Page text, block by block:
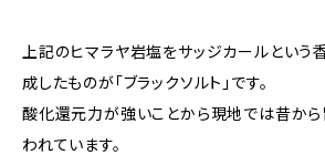
上記のヒマラヤ岩塩をサッジカールという
成したものが「ブラックソルト」です。
酸化還元力が強いことから現地では昔か
われています。